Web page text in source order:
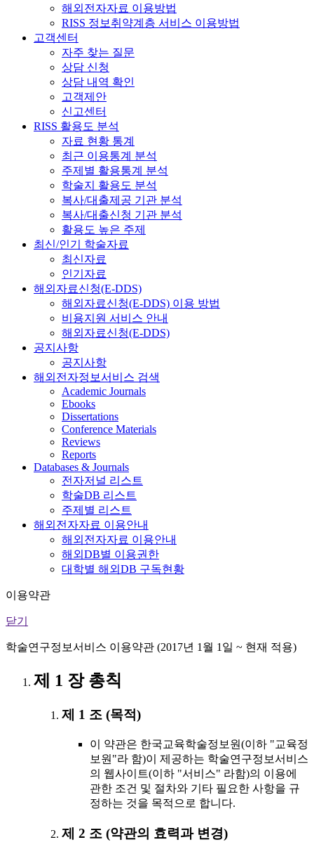
해외전자자료 이용방법
RISS 정보취약계층 서비스 이용방법
고객센터
자주 찾는 질문
상담 신청
상담 내역 확인
고객제안
신고센터
RISS 활용도 분석
자료 현황 통계
최근 이용통계 분석
주제별 활용통계 분석
학술지 활용도 분석
복사/대출제공 기관 분석
복사/대출신청 기관 분석
활용도 높은 주제
최신/인기 학술자료
최신자료
인기자료
해외자료신청(E-DDS)
해외자료신청(E-DDS) 이용 방법
비용지원 서비스 안내
해외자료신청(E-DDS)
공지사항
공지사항
해외전자정보서비스 검색
Academic Journals
Ebooks
Dissertations
Conference Materials
Reviews
Reports
Databases & Journals
전자저널 리스트
학술DB 리스트
주제별 리스트
해외전자자료 이용안내
해외전자자료 이용안내
해외DB별 이용권한
대학별 해외DB 구독현황
이용약관
닫기
학술연구정보서비스 이용약관 (2017년 1월 1일 ~ 현재 적용)
제 1 장 총칙
제 1 조 (목적)
이 약관은 한국교육학술정보원(이하 "교육정
보원"라 함)이 제공하는 학술연구정보서비스
의 웹사이트(이하 "서비스" 라함)의 이용에
관한 조건 및 절차와 기타 필요한 사항을 규
정하는 것을 목적으로 합니다.
제 2 조 (약관의 효력과 변경)